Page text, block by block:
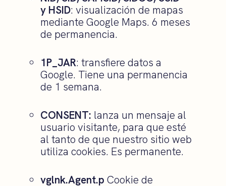
y HSID: visualización de mapas
mediante Google Maps. 6 meses
de permanencia.
1P_JAR: transfiere datos a
Google. Tiene una permanencia
de 1 semana.
CONSENT: lanza un mensaje al
usuario visitante, para que esté
al tanto de que nuestro sitio web
utiliza cookies. Es permanente.
vglnk.Agent.p Cookie de